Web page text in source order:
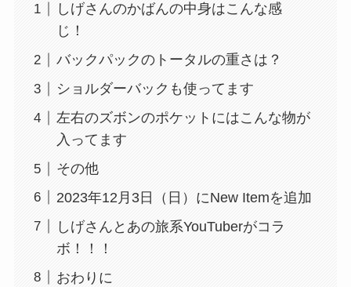
しげさんのかばんの中身はこんな感
じ！
バックパックのトータルの重さは？
ショルダーバックも使ってます
左右のズボンのポケットにはこんな物が
入ってます
その他
2023年12月3日（日）にNew Itemを追加
しげさんとあの旅系YouTuberがコラ
ボ！！！
おわりに